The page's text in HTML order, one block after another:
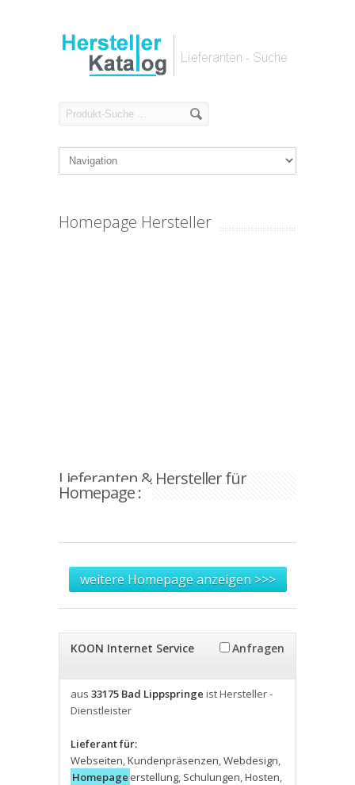
Homepage Hersteller
Lieferanten & Hersteller für
Homepage :
weitere Homepage anzeigen >>>
KOON Internet Service Anfragen
aus 33175 Bad Lippspringe ist Hersteller -
Dienstleister
Lieferant für:
Webseiten,Kundenpräsenzen,Webdesign,
Homepage erstellung, Schulungen,Hosten,